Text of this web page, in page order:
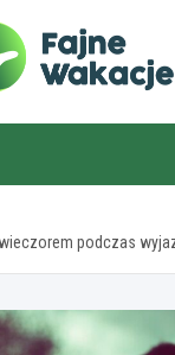
podczas